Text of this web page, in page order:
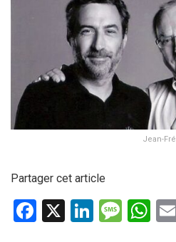
Jean-
Partager cet article
F
X
Li
M W